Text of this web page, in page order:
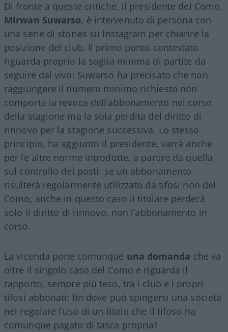
Di fronte a queste critiche, il presidente del Como,
Mirwan Suwarso, è intervenuto di persona con
una serie di stories su Instagram per chiarire la
posizione del club. Il primo punto contestato
riguarda proprio la soglia minima di partite da
seguire dal vivo: Suwarso ha precisato che non
raggiungere il numero minimo richiesto non
comporta la revoca dell’abbonamento nel corso
della stagione ma la sola perdita del diritto di
rinnovo per la stagione successiva. Lo stesso
principio, ha aggiunto il presidente, varrà anche
per le altre norme introdotte, a partire da quella
sul controllo dei posti: se un abbonamento
risulterà regolarmente utilizzato da tifosi non del
Como, anche in questo caso il titolare perderà
solo il diritto di rinnovo, non l’abbonamento in
corso.
La vicenda pone comunque una domanda che va
oltre il singolo caso del Como e riguarda il
rapporto, sempre più teso, tra i club e i propri
tifosi abbonati: fin dove può spingersi una società
nel regolare l’uso di un titolo che il tifoso ha
comunque pagato di tasca propria?